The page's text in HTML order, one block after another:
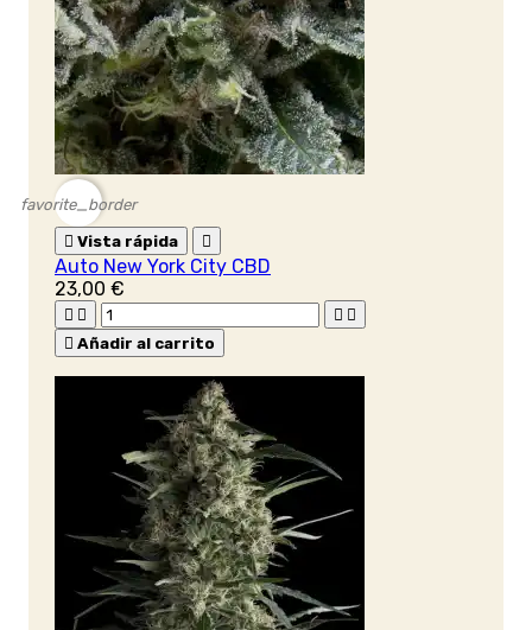
favorite_border
 Vista rápida 
Auto New York City CBD
23,00 €
   
 Añadir al carrito